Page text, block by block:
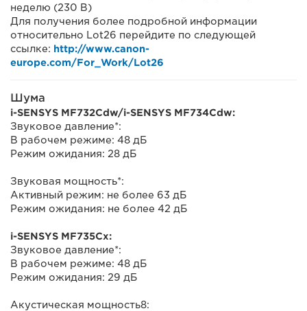
неделю (230 В)
Для получения более подробной информации
относительно Lot26 перейдите по следующей
ссылке: http://www.canon-
europe.com/For_Work/Lot26
Шума
i-SENSYS MF732Cdw/i-SENSYS MF734Cdw:
Звуковое давление*:
В рабочем режиме: 48 дБ
Режим ожидания: 28 дБ
Звуковая мощность*:
Активный режим: не более 63 дБ
Режим ожидания: не более 42 дБ
i-SENSYS MF735Cx:
Звуковое давление*:
В рабочем режиме: 48 дБ
Режим ожидания: 29 дБ
Акустическая мощность8: